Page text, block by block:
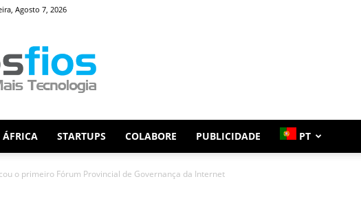
Agosto 7, 2026
ÁFRICA STARTUPS COLABORE PUBLICIDADE PT
o primeiro Fórum Provincial de Governança da Internet